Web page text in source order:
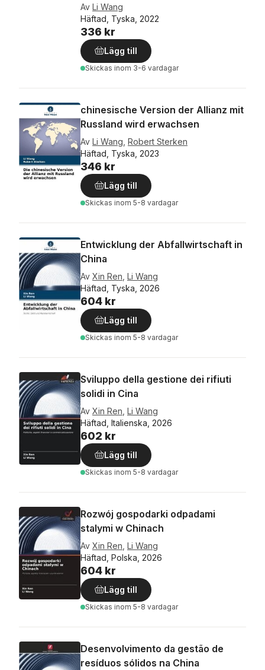
Av Li Wang
Häftad, Tyska, 2022
336 kr
Lägg till
Skickas inom 3-6 vardagar
chinesische Version der Allianz mit
Russland wird erwachsen
Av Li Wang Robert Sterken
Häftad, Tyska, 2023
346 kr
Lägg till
Skickas inom 5-8 vardagar
Entwicklung der Abfallwirtschaft in
China
Av Xin Ren Li Wang
Häftad, Tyska, 2026
604 kr
Lägg till
Skickas inom 5-8 vardagar
Sviluppo della gestione dei rifiuti
solidi in Cina
Av Xin Ren Li Wang
Häftad, Italienska, 2026
602 kr
Lägg till
Skickas inom 5-8 vardagar
Rozwój gospodarki odpadami
stalymi w Chinach
Av Xin Ren Li Wang
Häftad, Polska, 2026
604 kr
Lägg till
Skickas inom 5-8 vardagar
Desenvolvimento da gestão de
resíduos sólidos na China